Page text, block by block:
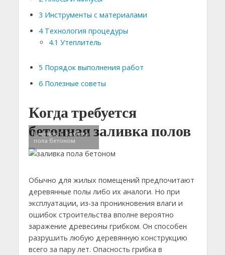
3 Инструменты с материалами
4Технология процедуры
4.1 Утеплитель
5 Порядок выполнения работ
6Полезные советы
Когда требуется
бетонная заливка полов
Рисунок 1. Заливка
пола бетоном
Обычно для жилых помещений предпочитают
деревянные полы либо их аналоги. Но при
эксплуатации, из-за проникновения влаги и
ошибок строительства вполне вероятно
заражение древесины грибком. Он способен
разрушить любую деревянную конструкцию
всего за пару лет. Опасность грибка в